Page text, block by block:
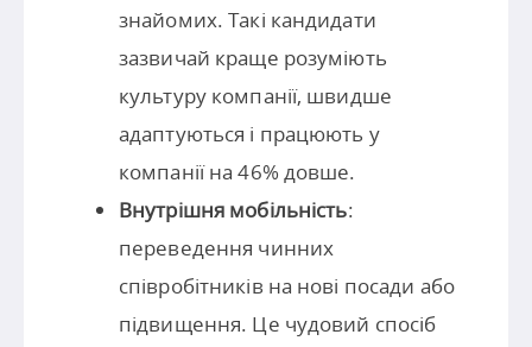
знайомих. Такі кандидати
зазвичай краще розуміють
культуру компанії, швидше
адаптуються і працюють у
компанії на 46% довше.
Внутрішня мобільність:
переведення чинних
співробітників на нові посади або
підвищення. Це чудовий спосіб